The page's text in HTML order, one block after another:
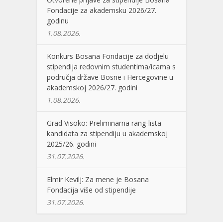
Fondacije za akademsku 2026/27.
godinu
1.08.2026.
Konkurs Bosana Fondacije za dodjelu
stipendija redovnim studentima/icama s
područja države Bosne i Hercegovine u
akademskoj 2026/27. godini
1.08.2026.
Grad Visoko: Preliminarna rang-lista
kandidata za stipendiju u akademskoj
2025/26. godini
31.07.2026.
Elmir Kevilj: Za mene je Bosana
Fondacija više od stipendije
31.07.2026.